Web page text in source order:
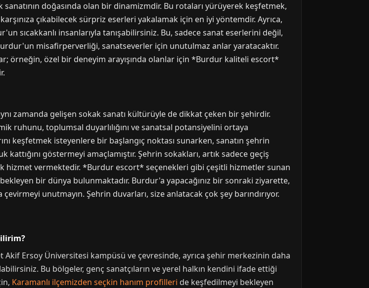
doğasında olan bir dinamizmdir. Bu rotaları yürüyerek keşfetmek,
çıkabilecek sürpriz eserleri yakalamak için en iyi yöntemdir. Ayrıca,
sıcakkanlı insanlarıyla tanışabilirsiniz. Bu, sadece sanat eserlerini değil,
misafirperverliği, sanatseverler için unutulmaz anlar yaratacaktır.
örneğin, özel bir deneyim arayışında olanlar için *Burdur kaliteli escort*
zamanda gelişen sokak sanatı kültürüyle de dikkat çeken bir şehirdir.
ruhunu, toplumsal duyarlılığını ve sanatsal potansiyelini ortaya
keşfetmek isteyenlere bir başlangıç noktası sunarken, sanatın şehrin
göstermeyi amaçlamıştır. Şehrin sokakları, artık sadece geçiş
hizmet vermektedir. *Burdur escort* seçenekleri gibi çeşitli hizmetler sunan
bir dünya bulunmaktadır. Burdur'a yapacağınız bir sonraki ziyarette,
unutmayın. Şehrin duvarları, size anlatacak çok şey barındırıyor.
Ersoy Üniversitesi kampüsü ve çevresinde, ayrıca şehir merkezinin daha
Bu bölgeler, genç sanatçıların ve yerel halkın kendini ifade ettiği
Karamanlı ilçemizden seçkin hanım profilleri de keşfedilmeyi bekleyen